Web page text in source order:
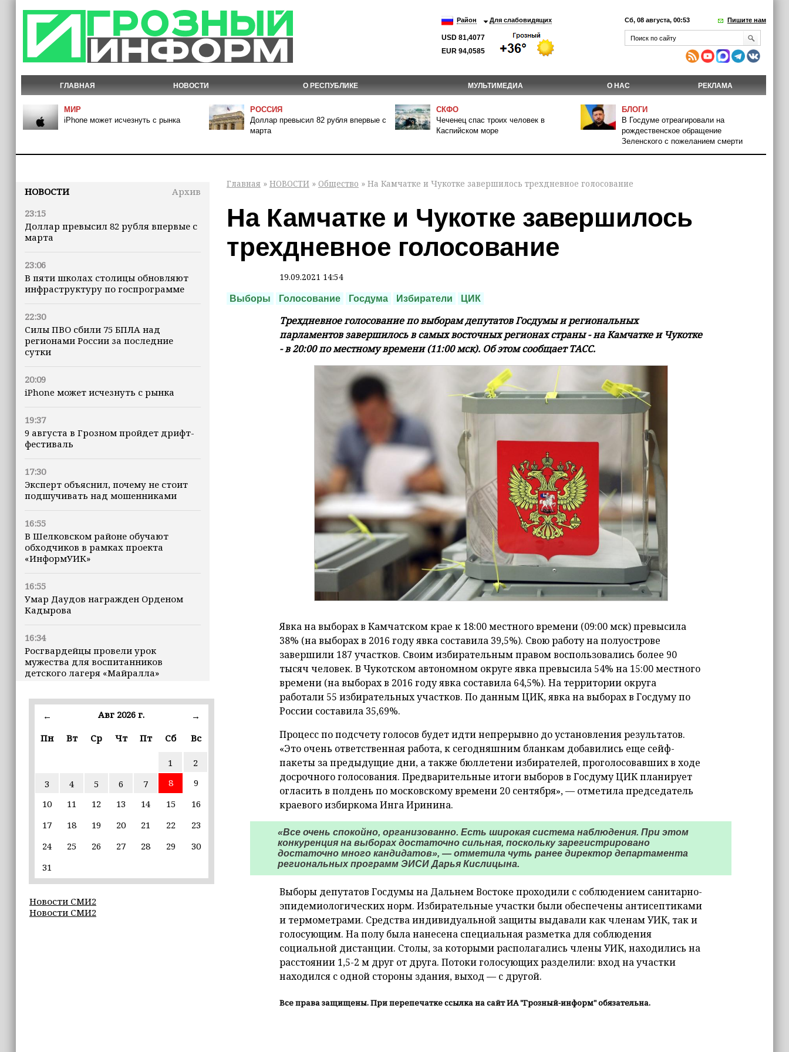
Район Для слабовидящих
USD 81,4077
EUR 94,0585
Сб, 08 августа, 00:53 Пишите нам
ГЛАВНАЯ НОВОСТИ О РЕСПУБЛИКЕ МУЛЬТИМЕДИА О НАС РЕКЛАМА
МИР
iPhone может исчезнуть с рынка
РОССИЯ
Доллар превысил 82 рубля впервые с
марта
СКФО
Чеченец спас троих человек в
Каспийском море
БЛОГИ
В Госдуме отреагировали на
рождественское обращение
Зеленского с пожеланием смерти
НОВОСТИ
Архив
23:15
Доллар превысил 82 рубля впервые с
марта
23:06
В пяти школах столицы обновляют
инфраструктуру по госпрограмме
22:30
Силы ПВО сбили 75 БПЛА над
регионами России за последние
сутки
20:09
iPhone может исчезнуть с рынка
19:37
9 августа в Грозном пройдет дрифт-
фестиваль
17:30
Эксперт объяснил, почему не стоит
подшучивать над мошенниками
16:55
В Шелковском районе обучают
обходчиков в рамках проекта
«ИнформУИК»
16:55
Умар Даудов награжден Орденом
Кадырова
16:34
Росгвардейцы провели урок
мужества для воспитанников
детского лагеря «Майралла»
16:30
Дмитрий Чернышенко: Внутренний
въездной — на 20,1%
Из бюджета Чечни дополнительно
выделено 505 млн рублей
пострадавшим от паводков
15:35
— стать большой
Избирательные участки Шатоя
готовы к приёму голосов
← Авг 2026 г.
→
Пн
Вт Ср Чт Пт Сб Вс
1
2
3
4 5 6 7 8
9
10
11 12 13 14 15
16
17
18 19 20 21 22
23
24
25 26 27 28 29
30
31
Новости СМИ2
Новости СМИ2
Главная » НОВОСТИ » Общество » На Камчатке и Чукотке завершилось трехдневное голосование
На Камчатке и Чукотке завершилось
трехдневное голосование
19.09.2021 14:54
Выборы Голосование Госдума Избиратели ЦИК
Трехдневное голосование по выборам депутатов Госдумы и региональных
парламентов завершилось в самых восточных регионах страны - на Камчатке и Чукотке
- в 20:00 по местному времени (11:00 мск). Об этом сообщает ТАСС.
Явка на выборах в Камчатском крае к 18:00 местного времени (09:00 мск) превысила
38% (на выборах в 2016 году явка составила 39,5%). Свою работу на полуострове
завершили 187 участков. Своим избирательным правом воспользовались более 90
тысяч человек. В Чукотском автономном округе явка превысила 54% на 15:00 местного
времени (на выборах в 2016 году явка составила 64,5%). На территории округа
работали 55 избирательных участков. По данным ЦИК, явка на выборах в Госдуму по
России составила 35,69%.
Процесс по подсчету голосов будет идти непрерывно до установления результатов.
«Это очень ответственная работа, к сегодняшним бланкам добавились еще сейф-
пакеты за предыдущие дни, а также бюллетени избирателей, проголосовавших в ходе
досрочного голосования. Предварительные итоги выборов в Госдуму ЦИК планирует
огласить в полдень по московскому времени 20 сентября», — отметила председатель
краевого избиркома Инга Иринина.
«Все очень спокойно, организованно. Есть широкая система наблюдения. При этом
конкуренция на выборах достаточно сильная, поскольку зарегистрировано
достаточно много кандидатов», — отметила чуть ранее директор департамента
региональных программ ЭИСИ Дарья Кислицына.
Выборы депутатов Госдумы на Дальнем Востоке проходили с соблюдением санитарно-
эпидемиологических норм. Избирательные участки были обеспечены антисептиками
и термометрами. Средства индивидуальной защиты выдавали как членам УИК, так и
голосующим. На полу была нанесена специальная разметка для соблюдения
социальной дистанции. Столы, за которыми располагались члены УИК, находились на
расстоянии 1,5-2 м друг от друга. Потоки голосующих разделили: вход на участки
находился с одной стороны здания, выход — с другой.
Все права защищены. При перепечатке ссылка на сайт ИА "Грозный-информ" обязательна.